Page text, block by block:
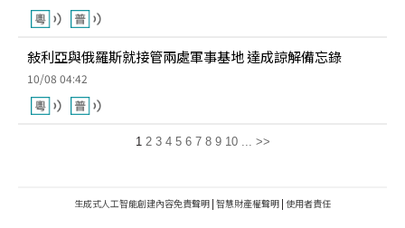
敍利亞與俄羅斯就接管兩處軍事基地 達成諒解備忘錄
10/08 04:42
1 2 3 4 5 6 7 8 9 10 ... >>
生成式人工智能創建內容免責聲明 | 智慧財產權聲明 | 使用者責任